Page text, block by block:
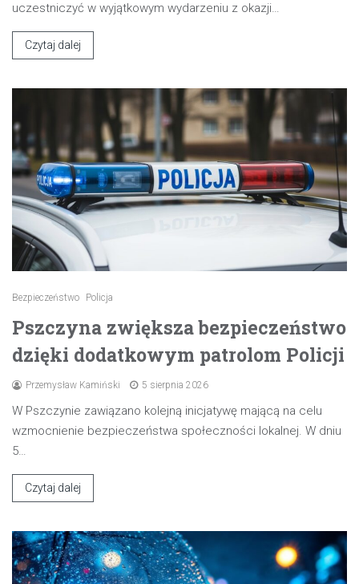
uczestniczyć w wyjątkowym wydarzeniu z okazji…
Czytaj dalej
Bezpieczeństwo Policja
Pszczyna zwiększa bezpieczeństwo
dzięki dodatkowym patrolom Policji
Przemysław Kamiński 5 sierpnia 2026
W Pszczynie zawiązano kolejną inicjatywę mającą na celu
wzmocnienie bezpieczeństwa społeczności lokalnej. W dniu
5…
Czytaj dalej